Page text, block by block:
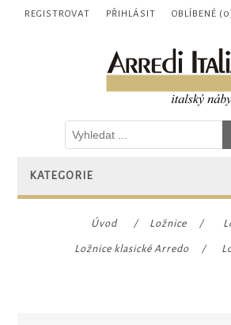
REGISTROVAT PŘIHLÁSIT OBLÍBENÉ
KATEGORIE
Úvod / Ložnice /
Ložnice klasické Arredo /